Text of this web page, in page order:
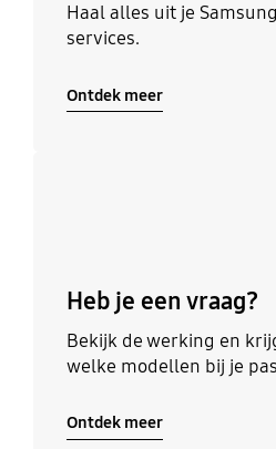
Haal alles uit je
services.
Ontdek meer
Heb je een vraag?
Bekijk de werking en
welke modellen bij je
Ontdek meer